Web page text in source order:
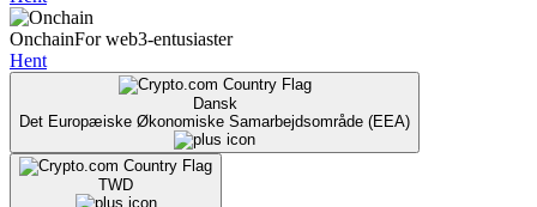
OnchainFor web3-entusiaster
Hent
Dansk
Det Europæiske Økonomiske Samarbejdsområde (EEA)
TWD